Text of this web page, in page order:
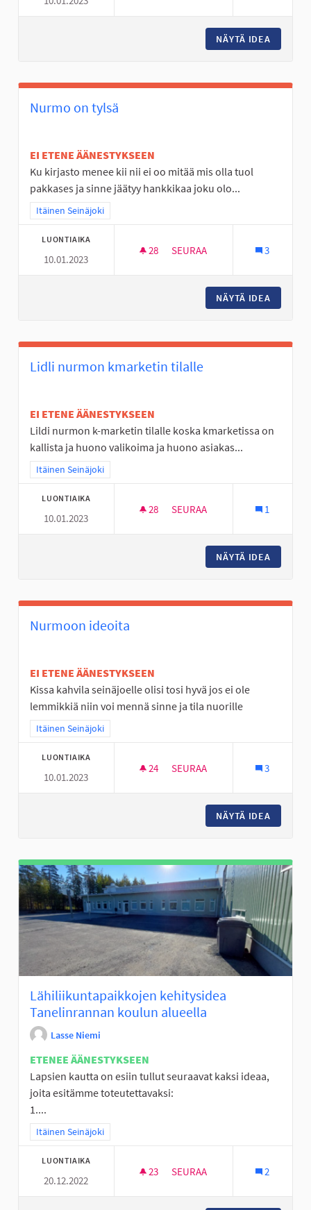
NÄYTÄ IDEA
Nurmo on tylsä
EI ETENE ÄÄNESTYKSEEN
Ku kirjasto menee kii nii ei oo mitää mis olla tuol
pakkases ja sinne jäätyy hankkikaa joku olo...
Rajaa tulokset teeman mukaan: Itäinen Seinäjoki
Itäinen Seinäjoki
LUONTIAIKA
10.01.2023
28 28 SEURAAJAA
SEURAA 3
NÄYTÄ IDEA
Lidli nurmon kmarketin tilalle
EI ETENE ÄÄNESTYKSEEN
Lildi nurmon k-marketin tilalle koska kmarketissa on
kallista ja huono valikoima ja huono asiakas...
Rajaa tulokset teeman mukaan: Itäinen Seinäjoki
Itäinen Seinäjoki
LUONTIAIKA
10.01.2023
28 28 SEURAAJAA
SEURAA 1
NÄYTÄ IDEA
Nurmoon ideoita
EI ETENE ÄÄNESTYKSEEN
Kissa kahvila seinäjoelle olisi tosi hyvä jos ei ole
lemmikkiä niin voi mennä sinne ja tila nuorille
Rajaa tulokset teeman mukaan: Itäinen Seinäjoki
Itäinen Seinäjoki
LUONTIAIKA
10.01.2023
24 24 SEURAAJAA
SEURAA 3
NÄYTÄ IDEA
Lähiliikuntapaikkojen kehitysidea
Tanelinrannan koulun alueella
Lasse Niemi
ETENEE ÄÄNESTYKSEEN
Lapsien kautta on esiin tullut seuraavat kaksi ideaa,
joita esitämme toteutettavaksi:
1....
Rajaa tulokset teeman mukaan: Itäinen Seinäjoki
Itäinen Seinäjoki
LUONTIAIKA
20.12.2022
23 23 SEURAAJAA
SEURAA 2